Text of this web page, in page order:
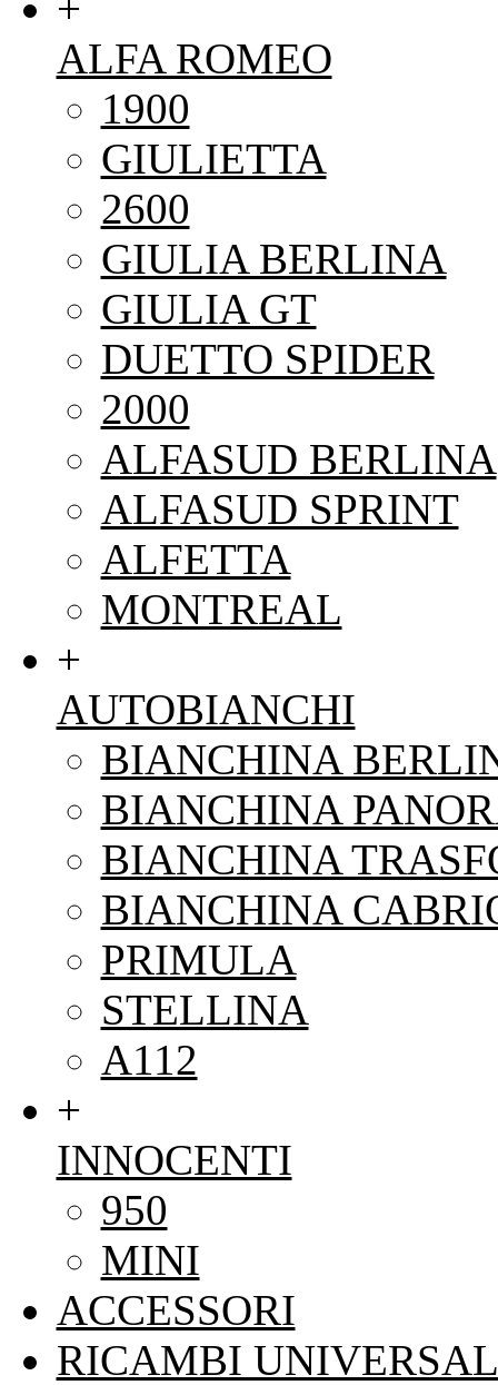
ALFA ROMEO
1900
GIULIETTA
2600
GIULIA BERLINA
GIULIA GT
DUETTO SPIDER
2000
ALFASUD BERLINA
ALFASUD SPRINT
ALFETTA
MONTREAL
+
AUTOBIANCHI
BIANCHINA
BIANCHINA
BIANCHINA
BIANCHINA
PRIMULA
STELLINA
A112
+
INNOCENTI
950
MINI
ACCESSORI
RICAMBI